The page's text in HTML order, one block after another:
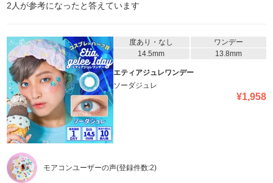
みただけなので、メイク(特に眉毛は)キャラを再現出来てなくて申
チに派手なの付けたい人とかコスプレ用探してる人におすすめです!
2 人が参考になったと答えています
度あり・なし
ワンデー
14.5mm
13.8mm
エティアジュレワンデー
ソーダジュレ
¥1,958
モアコンユーザーの声(登録件数:2)